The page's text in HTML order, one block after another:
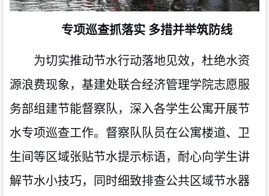
专项巡查抓落实 多措并举筑防线
为切实推动节水行动落地见效，杜绝水资
源浪费现象，基建处联合经济管理学院志愿服
务部组建节能督察队，深入各学生公寓开展节
水专项巡查工作。督察队队员在公寓楼道、卫
生间等区域张贴节水提示标语，耐心向学生讲
解节水小技巧，同时细致排查公共区域节水器